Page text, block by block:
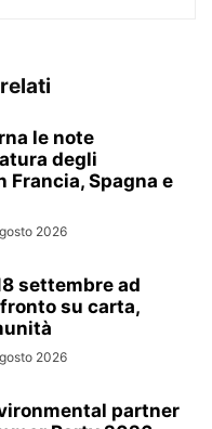
le note
degli
Francia, Spagna e
2026
settembre ad
su carta,
2026
partner